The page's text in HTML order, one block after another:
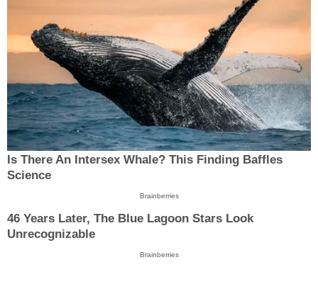
Is There An Intersex Whale? This Finding Baffles
Science
Brainberries
46 Years Later, The Blue Lagoon Stars Look
Unrecognizable
Brainberries